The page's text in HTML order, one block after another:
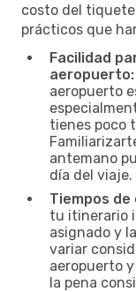
costo del
prácticos que
Facilidad
aeropuerto:
aeropuerto
tienes poco
antemano
día del viaje.
Tiempos
tu itinerario
asignado y
variar
aeropuerto
la pena